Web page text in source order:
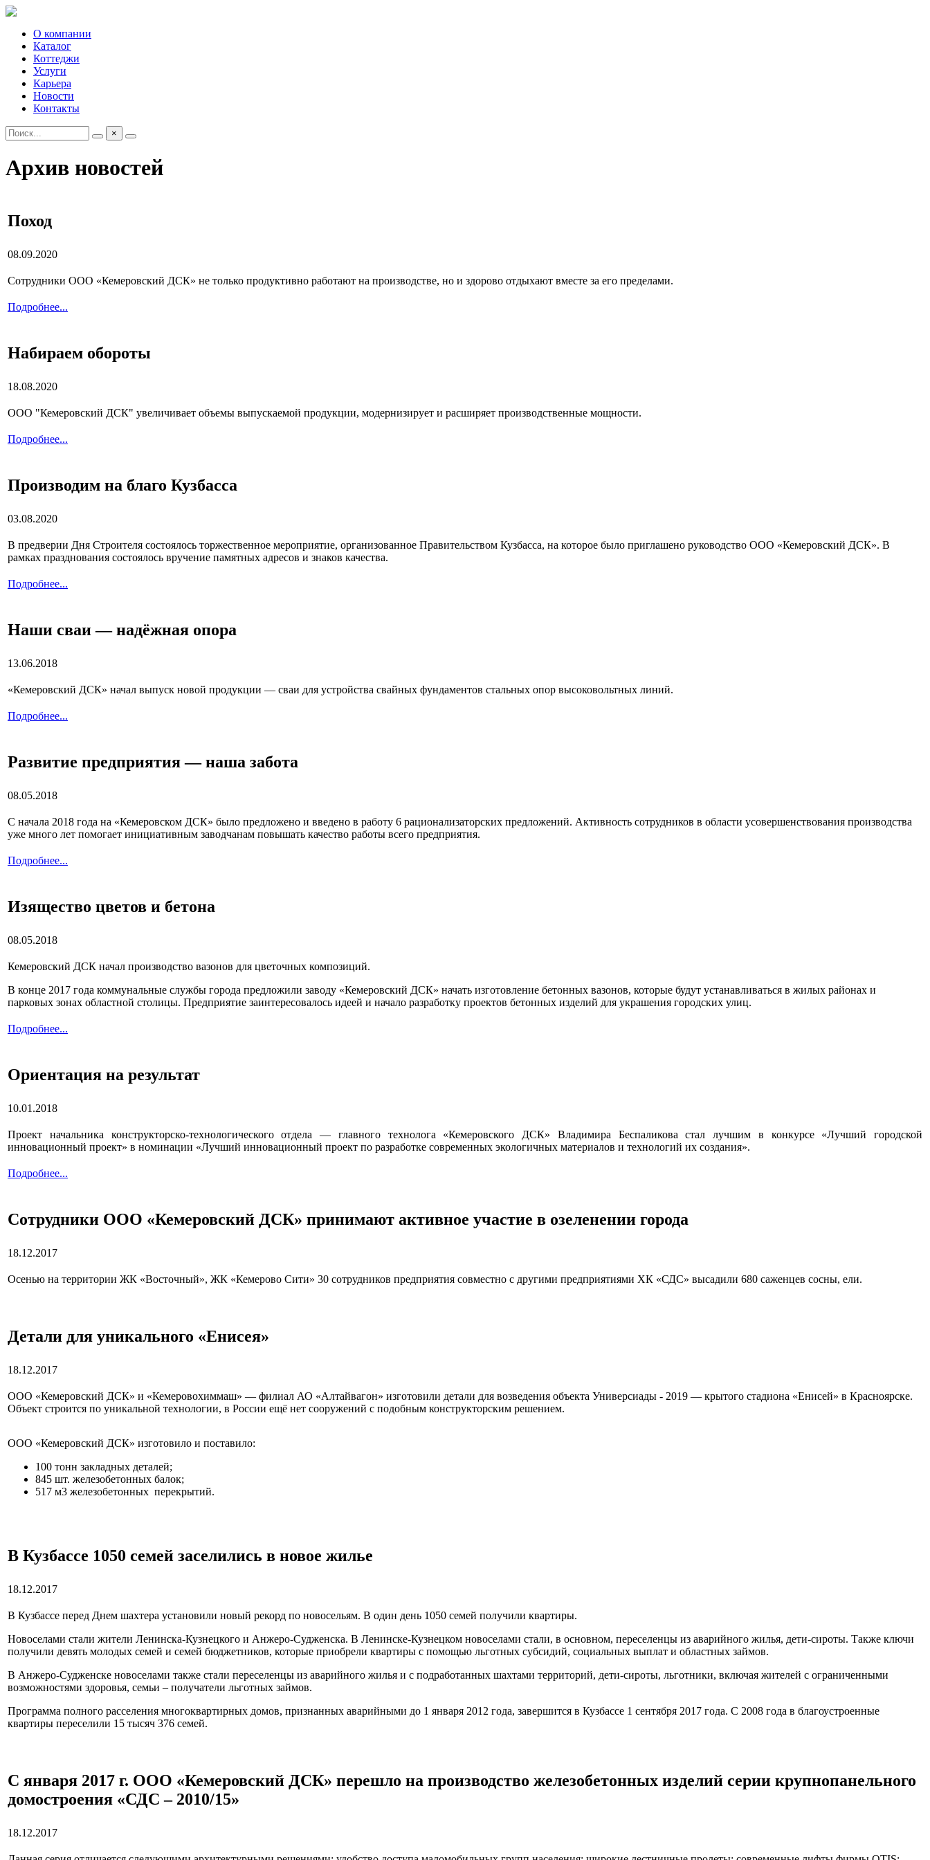
О компании
Каталог
Коттеджи
Услуги
Карьера
Новости
Контакты
×
Архив новостей
Поход
08.09.2020
Сотрудники ООО «Кемеровский ДСК» не только продуктивно работают на производстве, но и здорово отдыхают вместе за его пределами.
Подробнее...
Набираем обороты
18.08.2020
ООО "Кемеровский ДСК" увеличивает объемы выпускаемой продукции, модернизирует и расширяет производственные мощности.
Подробнее...
Производим на благо Кузбасса
03.08.2020
В предверии Дня Строителя состоялось торжественное мероприятие, организованное Правительством Кузбасса, на которое было приглашено руководство ООО «Кемеровский ДСК». В
рамках празднования состоялось вручение памятных адресов и знаков качества.
Подробнее...
Наши сваи — надёжная опора
13.06.2018
«Кемеровский ДСК» начал выпуск новой продукции — сваи для устройства свайных фундаментов стальных опор высоковольтных линий.
Подробнее...
Развитие предприятия — наша забота
08.05.2018
С начала 2018 года на «Кемеровском ДСК» было предложено и введено в работу 6 рационализаторских предложений. Активность сотрудников в области усовершенствования производства
уже много лет помогает инициативным заводчанам повышать качество работы всего предприятия.
Подробнее...
Изящество цветов и бетона
08.05.2018
Кемеровский ДСК начал производство вазонов для цветочных композиций.
В конце 2017 года коммунальные службы города предложили заводу «Кемеровский ДСК» начать изготовление бетонных вазонов, которые будут устанавливаться в жилых районах и
парковых зонах областной столицы. Предприятие заинтересовалось идеей и начало разработку проектов бетонных изделий для украшения городских улиц.
Подробнее...
Ориентация на результат
10.01.2018
Проект начальника конструкторско-технологического отдела — главного технолога «Кемеровского ДСК» Владимира Беспаликова стал лучшим в конкурсе «Лучший городской
инновационный проект» в номинации «Лучший инновационный проект по разработке современных экологичных материалов и технологий их создания».
Подробнее...
Сотрудники ООО «Кемеровский ДСК» принимают активное участие в озеленении города
18.12.2017
Осенью на территории ЖК «Восточный», ЖК «Кемерово Сити» 30 сотрудников предприятия совместно с другими предприятиями ХК «СДС» высадили 680 саженцев сосны, ели.
Детали для уникального «Енисея»
18.12.2017
ООО «Кемеровский ДСК» и «Кемеровохиммаш» — филиал АО «Алтайвагон» изготовили детали для возведения объекта Универсиады - 2019 — крытого стадиона «Енисей» в Красноярске.
Объект строится по уникальной технологии, в России ещё нет сооружений с подобным конструкторским решением.
ООО «Кемеровский ДСК» изготовило и поставило:
100 тонн закладных деталей;
845 шт. железобетонных балок;
517 м3 железобетонных перекрытий.
В Кузбассе 1050 семей заселились в новое жилье
18.12.2017
В Кузбассе перед Днем шахтера установили новый рекорд по новосельям. В один день 1050 семей получили квартиры.
Новоселами стали жители Ленинска-Кузнецкого и Анжеро-Судженска. В Ленинске-Кузнецком новоселами стали, в основном, переселенцы из аварийного жилья, дети-сироты. Также ключи
получили девять молодых семей и семей бюджетников, которые приобрели квартиры с помощью льготных субсидий, социальных выплат и областных займов.
В Анжеро-Судженске новоселами также стали переселенцы из аварийного жилья и с подработанных шахтами территорий, дети-сироты, льготники, включая жителей с ограниченными
возможностями здоровья, семьи – получатели льготных займов.
Программа полного расселения многоквартирных домов, признанных аварийными до 1 января 2012 года, завершится в Кузбассе 1 сентября 2017 года. С 2008 года в благоустроенные
квартиры переселили 15 тысяч 376 семей.
С января 2017 г. ООО «Кемеровский ДСК» перешло на производство железобетонных изделий серии крупнопанельного
домостроения «СДС – 2010/15»
18.12.2017